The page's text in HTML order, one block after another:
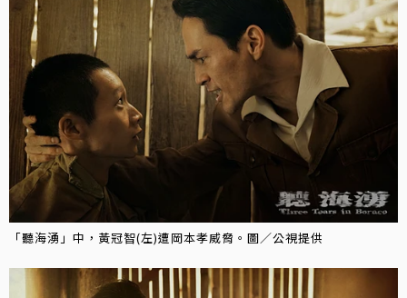
「聽海湧」中，黃冠智(左)遭岡本孝威脅。圖／公視提供